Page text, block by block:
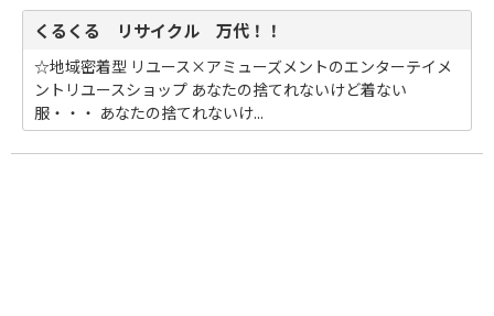
くるくる リサイクル 万代！！
☆地域密着型 リユース×アミューズメントのエンターテイメ
ントリユースショップ あなたの捨てれないけど着ない
服・・・ あなたの捨てれないけ...